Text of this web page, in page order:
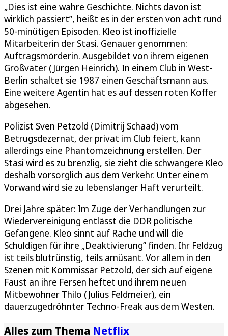
„Dies ist eine wahre Geschichte. Nichts davon ist
wirklich passiert”, heißt es in der ersten von acht rund
50-minütigen Episoden. Kleo ist inoffizielle
Mitarbeiterin der Stasi. Genauer genommen:
Auftragsmörderin. Ausgebildet von ihrem eigenen
Großvater (Jürgen Heinrich). In einem Club in West-
Berlin schaltet sie 1987 einen Geschäftsmann aus.
Eine weitere Agentin hat es auf dessen roten Koffer
abgesehen.
Polizist Sven Petzold (Dimitrij Schaad) vom
Betrugsdezernat, der privat im Club feiert, kann
allerdings eine Phantomzeichnung erstellen. Der
Stasi wird es zu brenzlig, sie zieht die schwangere Kleo
deshalb vorsorglich aus dem Verkehr. Unter einem
Vorwand wird sie zu lebenslanger Haft verurteilt.
Drei Jahre später: Im Zuge der Verhandlungen zur
Wiedervereinigung entlässt die DDR politische
Gefangene. Kleo sinnt auf Rache und will die
Schuldigen für ihre „Deaktivierung” finden. Ihr Feldzug
ist teils blutrünstig, teils amüsant. Vor allem in den
Szenen mit Kommissar Petzold, der sich auf eigene
Faust an ihre Fersen heftet und ihrem neuen
Mitbewohner Thilo (Julius Feldmeier), ein
dauerzugedröhnter Techno-Freak aus dem Westen.
Alles zum Thema Netflix